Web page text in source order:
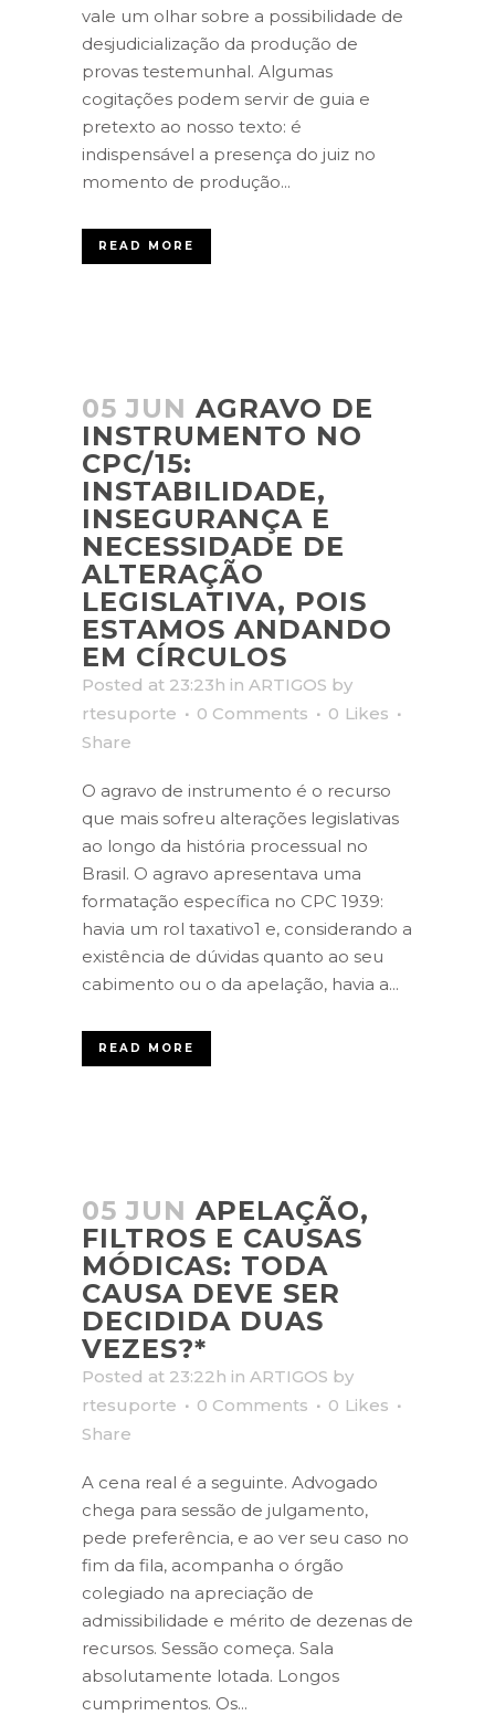
vale um olhar sobre a possibilidade de
desjudicialização da produção de
provas testemunhal. Algumas
cogitações podem servir de guia e
pretexto ao nosso texto: é
indispensável a presença do juiz no
momento de produção...
READ MORE
05 JUN AGRAVO DE
INSTRUMENTO NO
CPC/15:
INSTABILIDADE,
INSEGURANÇA E
NECESSIDADE DE
ALTERAÇÃO
LEGISLATIVA, POIS
ESTAMOS ANDANDO
EM CÍRCULOS
Posted at 23:23h in ARTIGOS by
rtesuporte
0 Comments 0 Likes
Share
O agravo de instrumento é o recurso
que mais sofreu alterações legislativas
ao longo da história processual no
Brasil. O agravo apresentava uma
formatação específica no CPC 1939:
havia um rol taxativo1 e, considerando a
existência de dúvidas quanto ao seu
cabimento ou o da apelação, havia a...
READ MORE
05 JUN APELAÇÃO,
FILTROS E CAUSAS
MÓDICAS: TODA
CAUSA DEVE SER
DECIDIDA DUAS
VEZES?*
Posted at 23:22h in ARTIGOS by
rtesuporte
0 Comments 0 Likes
Share
A cena real é a seguinte. Advogado
chega para sessão de julgamento,
pede preferência, e ao ver seu caso no
fim da fila, acompanha o órgão
colegiado na apreciação de
admissibilidade e mérito de dezenas de
recursos. Sessão começa. Sala
absolutamente lotada. Longos
cumprimentos. Os...